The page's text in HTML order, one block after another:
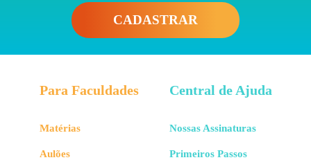
CADASTRAR
Para Faculdades
Matérias
Aulões
Central de Ajuda
Nossas Assinaturas
Primeiros Passos